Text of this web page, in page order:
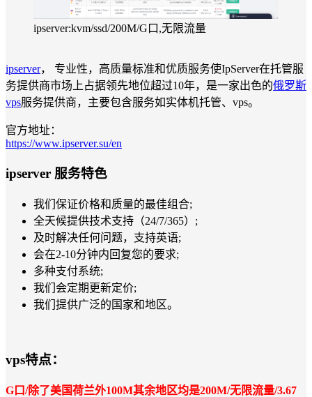
ipserver:kvm/ssd/200M/G口,无限流量
ipserver， 专业性，高质量标准和优质服务使IpServer在托管服
务提供商市场上占据领先地位超过10年，是一家出色的俄罗斯
vps服务提供商，主要包含服务如实体机托管、vps。
官方地址：
https://www.ipserver.su/en
ipserver 服务特色
我们保证价格和质量的最佳组合;
全天候提供技术支持（24/7/365）;
及时解决任何问题，支持英语;
会在2-10分钟内回复您的要求;
多种支付系统;
我们会定期更新定价;
我们提供广泛的国家和地区。
vps特点：
G口/除了美国荷兰外100M其余地区均是200M/无限流量/3.67